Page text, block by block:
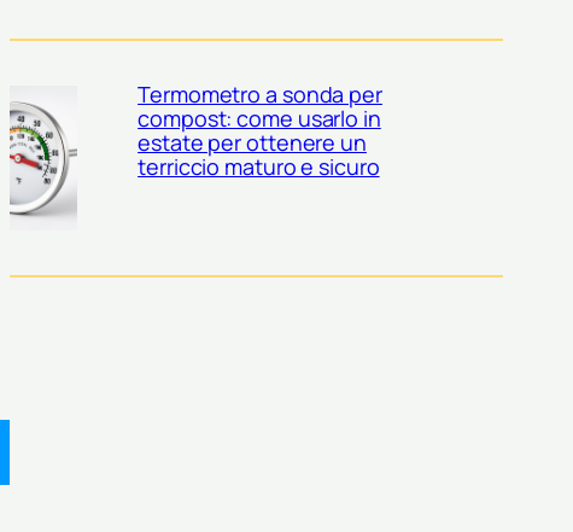
Termometro a sonda per
compost: come usarlo in
estate per ottenere un
terriccio maturo e sicuro